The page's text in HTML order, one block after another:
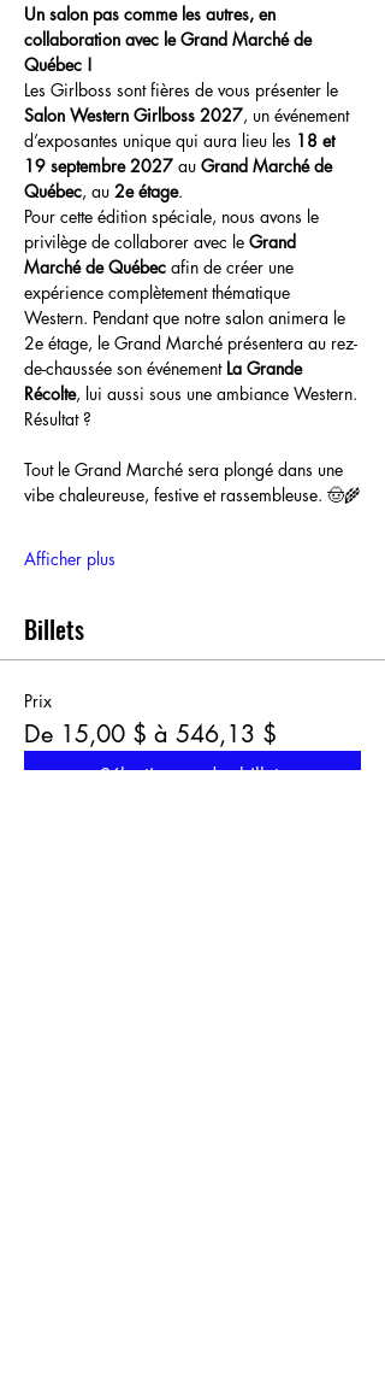
Un salon pas comme les autres, en
collaboration avec le Grand Marché de
Québec !
Les Girlboss sont fières de vous présenter le
Salon Western Girlboss 2027, un événement
d’exposantes unique qui aura lieu les 18 et
19 septembre 2027 au Grand Marché de
Québec, au 2e étage.
Pour cette édition spéciale, nous avons le
privilège de collaborer avec le Grand
Marché de Québec afin de créer une
expérience complètement thématique
Western. Pendant que notre salon animera le
2e étage, le Grand Marché présentera au rez-
de-chaussée son événement La Grande
Récolte, lui aussi sous une ambiance Western.
Résultat ?
Tout le Grand Marché sera plongé dans une
vibe chaleureuse, festive et rassembleuse. 🤠🌾
Afficher plus
Billets
Prix
De 15,00 $ à 546,13 $
Sélectionner des billets